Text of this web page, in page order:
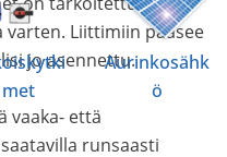
met
Aurinkosähk
ö
varten. Liittimiin pääsee
jo asennettu.
vaaka- että
runsaasti